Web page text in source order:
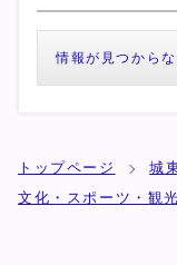
情報が見つから
トップページ
城
文化・スポーツ・観光